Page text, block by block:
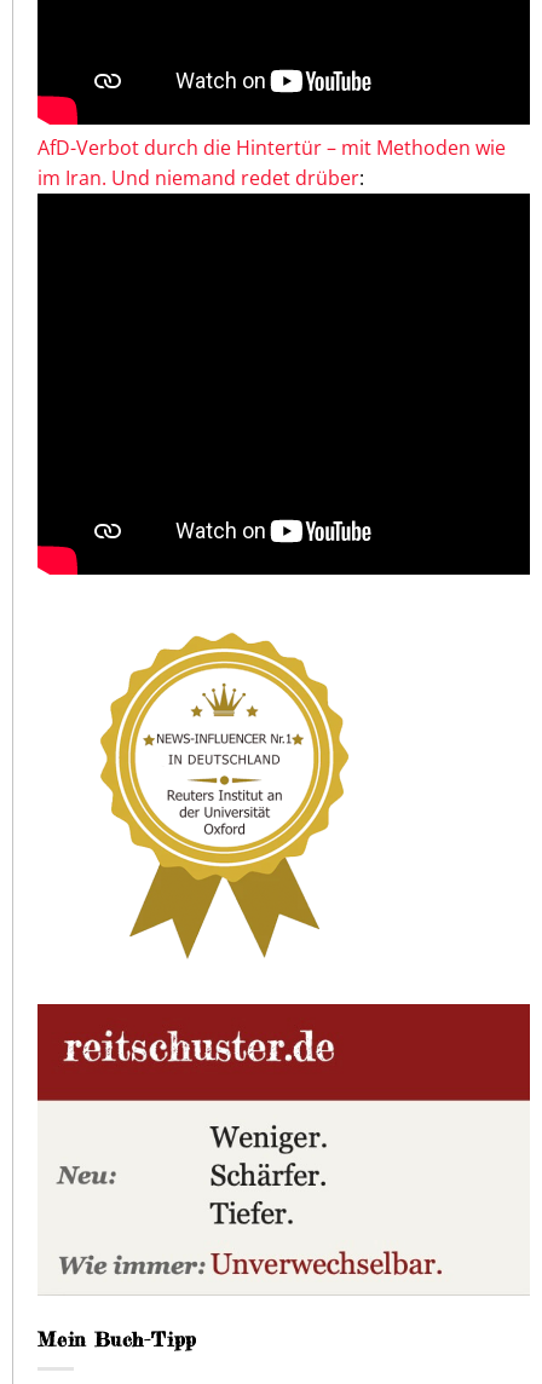
AfD-Verbot durch die Hintertür – mit Methoden wie
im Iran. Und niemand redet drüber:
Mein Buch-Tipp